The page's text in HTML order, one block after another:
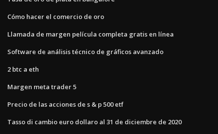
Cómo hacer el comercio de oro
Llamada de margen película completa gratis en línea
Software de análisis técnico de gráficos avanzado
2 btc a eth
Margen meta trader 5
Precio de las acciones de s & p 500 etf
Tasso di cambio euro dollaro al 31 de diciembre de 2020